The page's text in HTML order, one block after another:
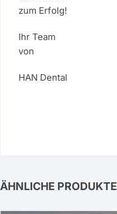
zum Erfolg!
Ihr Team
von
HAN Dental
ÄHNLICHE PRODUKTE